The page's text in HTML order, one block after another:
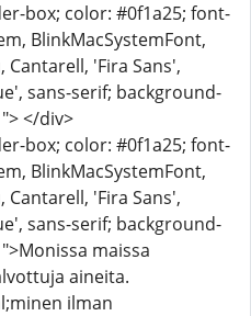
box; color: #0f1a25; font-
BlinkMacSystemFont,
Cantarell, 'Fira Sans',
sans-serif; background-
</div>
box; color: #0f1a25; font-
BlinkMacSystemFont,
Cantarell, 'Fira Sans',
sans-serif; background-
maissa
aineita.
ilman